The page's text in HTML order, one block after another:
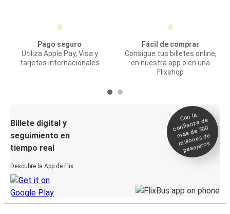
Pago seguro
Utiliza Apple Pay, Visa y
tarjetas internacionales
Fácil de comprar
Consigue tus billetes online,
en nuestra app o en una
Flixshop
Billete digital y
seguimiento en
tiempo real
Descubre la App de Flix
Con la
confianza de
más de 500
millones de
pasajeros